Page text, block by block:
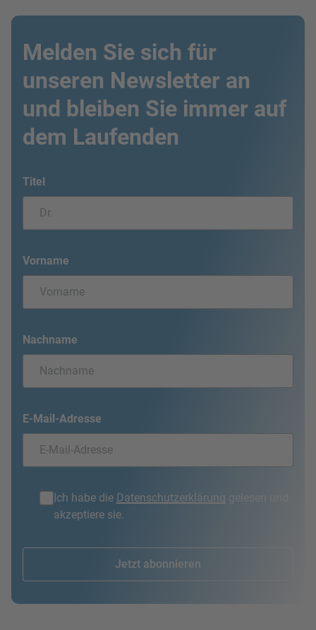
Melden Sie sich für
unseren Newsletter an
und bleiben Sie immer auf
dem Laufenden
Titel
Vorname
Nachname
E-Mail-Adresse
Ich habe die Datenschutzerklärung gelesen und
akzeptiere sie.
Jetzt abonnieren